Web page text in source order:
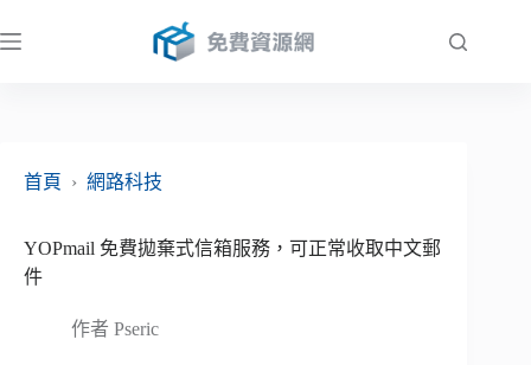
至
首頁
› 網路科技
YOPmail 免費拋棄式信箱服務，可正常收取中文郵
件
作者 Pseric